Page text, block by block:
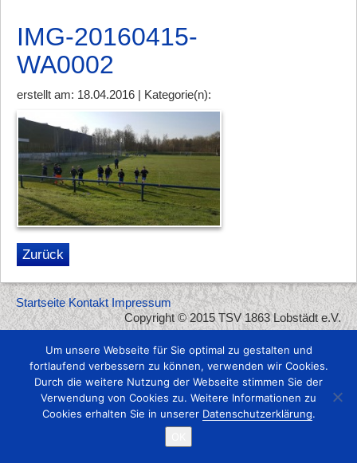
IMG-20160415-
WA0002
erstellt am: 18.04.2016 | Kategorie(n):
Zurück
Startseite Kontakt Impressum
Copyright © 2015 TSV 1863 Lobstädt e.V.
Um unsere Webseite für Sie optimal zu gestalten und
fortlaufend verbessern zu können, verwenden wir Cookies.
Durch die weitere Nutzung der Webseite stimmen Sie der
Verwendung von Cookies zu. Weitere Informationen zu
Cookies erhalten Sie in unserer Datenschutzerklärung.